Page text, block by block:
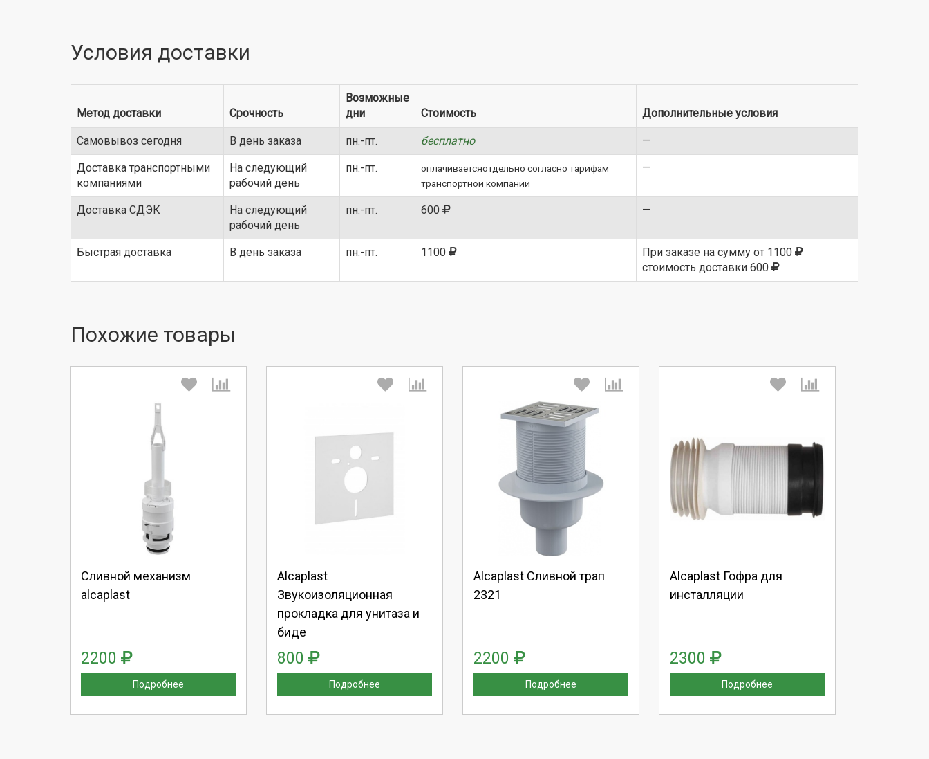
Условия доставки
Метод доставки Срочность
Возможные
дни
Стоимость Дополнительные условия
Самовывоз сегодня В день заказа пн.-пт. бесплатно —
Доставка транспортными
компаниями
На следующий
рабочий день
пн.-пт.
оплачиваетсяотдельно согласно тарифам
транспортной компании
—
Доставка СДЭК
На следующий
рабочий день
пн.-пт. 600 —
Быстрая доставка В день заказа пн.-пт. 1100
При заказе на сумму от 1100
стоимость доставки 600
Похожие товары
Сливной механизм
alcaplast
2200
Подробнее
Выберите количество:
Продолжить
Alcaplast
Звукоизоляционная
прокладка для унитаза и
биде
800
Подробнее
Выберите количество:
Продолжить
Alcaplast Сливной трап
2321
2200
Подробнее
Выберите количество:
Продолжить Отмена
Alcaplast Гофра для
инсталляции
2300
Подробнее
Выберите количество:
Продолжить